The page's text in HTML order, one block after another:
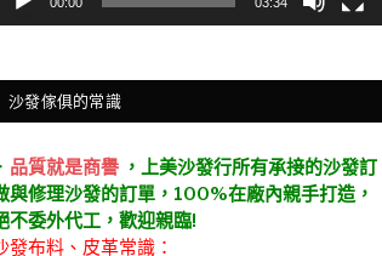
沙發傢俱的常識
． 品質就是商譽 ，上美沙發行所有承接的沙發訂
與修理沙發的訂單，100%在廠內親手打造，
不委外代工，歡迎親臨!
發布料、皮革常識：